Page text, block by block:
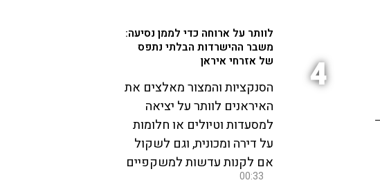
4
לוותר על ארוחה כדי לממן נסיעה:
משבר ההישרדות הבלתי נתפס
של אזרחי איראן
הסנקציות והמצור מאלצים את
האיראנים לוותר על יציאה
למסעדות וטיולים או חלומות
על דירה ומכונית, וגם לשקול
אם לקנות עדשות למשקפיים
00:33